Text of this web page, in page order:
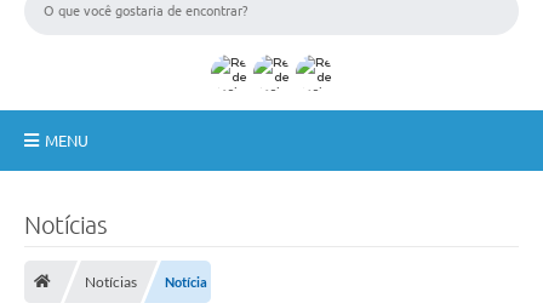
MENU
Secretarias
Notícias
Notícias Notícia